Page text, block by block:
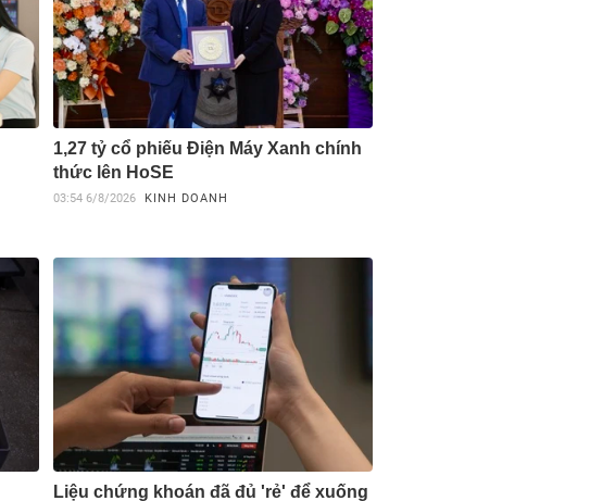
1,27 tỷ cổ phiếu Điện Máy Xanh chính
thức lên HoSE
03:54 6/8/2026 KINH DOANH
Liệu chứng khoán đã đủ 'rẻ' để xuống